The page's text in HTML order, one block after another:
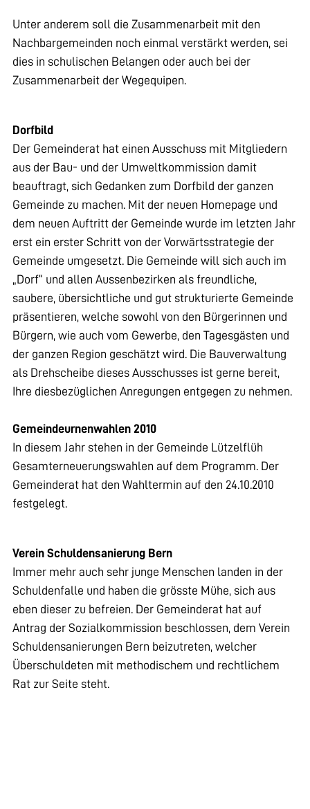
Unter anderem soll die Zusammenarbeit mit den
Nachbargemeinden noch einmal verstärkt werden, sei
dies in schulischen Belangen oder auch bei der
Zusammenarbeit der Wegequipen.
Dorfbild
Der Gemeinderat hat einen Ausschuss mit Mitgliedern
aus der Bau- und der Umweltkommission damit
beauftragt, sich Gedanken zum Dorfbild der ganzen
Gemeinde zu machen. Mit der neuen Homepage und
dem neuen Auftritt der Gemeinde wurde im letzten Jahr
erst ein erster Schritt von der Vorwärtsstrategie der
Gemeinde umgesetzt. Die Gemeinde will sich auch im
„Dorf“ und allen Aussenbezirken als freundliche,
saubere, übersichtliche und gut strukturierte Gemeinde
präsentieren, welche sowohl von den Bürgerinnen und
Bürgern, wie auch vom Gewerbe, den Tagesgästen und
der ganzen Region geschätzt wird. Die Bauverwaltung
als Drehscheibe dieses Ausschusses ist gerne bereit,
Ihre diesbezüglichen Anregungen entgegen zu nehmen.
Gemeindeurnenwahlen 2010
In diesem Jahr stehen in der Gemeinde Lützelflüh
Gesamterneuerungswahlen auf dem Programm. Der
Gemeinderat hat den Wahltermin auf den 24.10.2010
festgelegt.
Verein Schuldensanierung Bern
Immer mehr auch sehr junge Menschen landen in der
Schuldenfalle und haben die grösste Mühe, sich aus
eben dieser zu befreien. Der Gemeinderat hat auf
Antrag der Sozialkommission beschlossen, dem Verein
Schuldensanierungen Bern beizutreten, welcher
Überschuldeten mit methodischem und rechtlichem
Rat zur Seite steht.